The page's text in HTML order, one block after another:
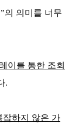
의 의미를 너무
이를 통한 조회
.
잡하지 않은 가